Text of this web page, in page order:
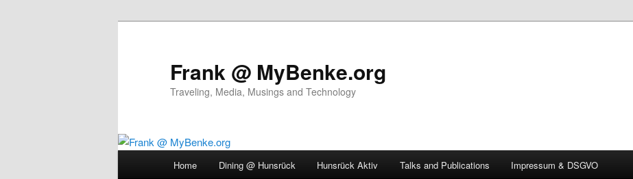
Frank @ MyBenke.org
Traveling, Media, Musings and Technology
Home Dining @ Hunsrück Hunsrück Aktiv Talks and Publications Impressum & DSGVO